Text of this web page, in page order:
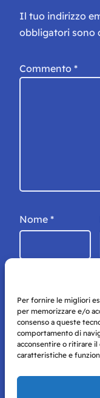
Per fornire le migliori
per memorizzare e/o
consenso a queste
comportamento di
acconsentire o ritirare
caratteristiche e
Il tuo indirizzo
obbligatori sono
Commento *
Nome *
Storie di Napoli è una